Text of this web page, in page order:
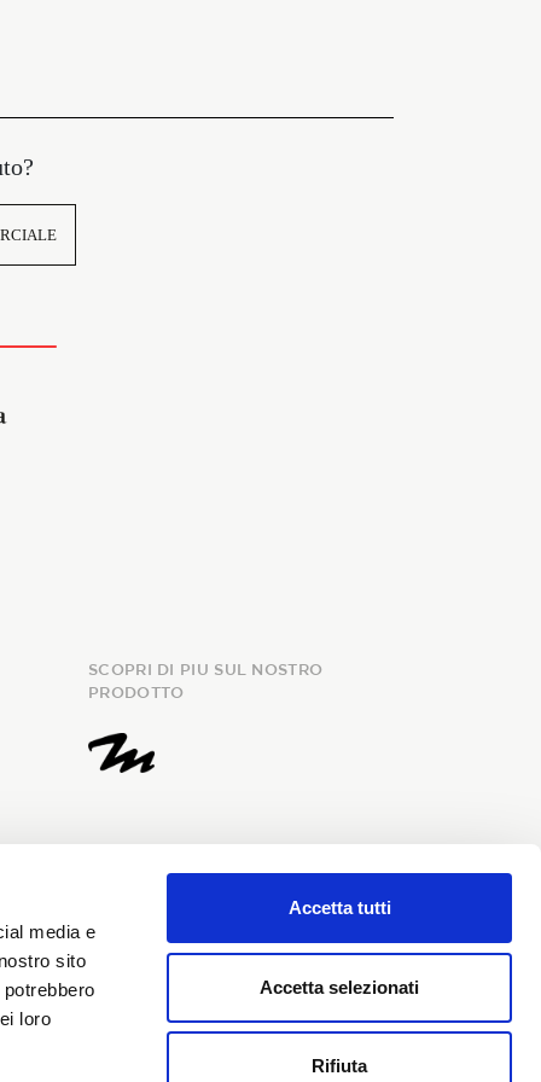
media e
sito
loro
Accetta tutti
Accetta selezionati
Rifiuta
SCOPRI DI PIU SUL NOSTRO
PRODOTTO
fornisco il consenso al
e richiedo l’iscrizione alla